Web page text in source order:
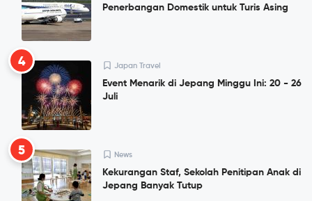
Penerbangan Domestik untuk Turis Asing
4 Japan Travel
Event Menarik di Jepang Minggu Ini: 20 - 26
Juli
5 News
Kekurangan Staf, Sekolah Penitipan Anak di
Jepang Banyak Tutup